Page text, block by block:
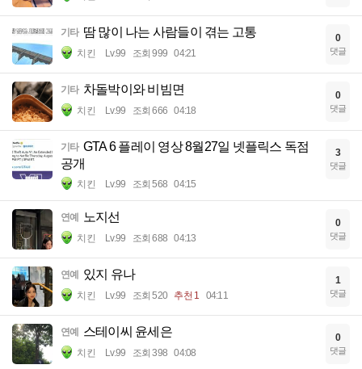
기타 땀 많이 나는 사람들이 겪는 고통
치킨 Lv.99 조회 999 04:21
0
댓글
기타 차돌박이와 비빔면
치킨 Lv.99 조회 666 04:18
0
댓글
기타 GTA 6 플레이 영상 8월27일 넷플릭스 독점
공개
치킨 Lv.99 조회 568 04:15
3
댓글
연예 노지선
치킨 Lv.99 조회 688 04:13
0
댓글
연예 있지 유나
치킨 Lv.99 조회 520 추천 1 04:11
1
댓글
연예 스테이씨 윤세은
치킨 Lv.99 조회 398 04:08
0
댓글